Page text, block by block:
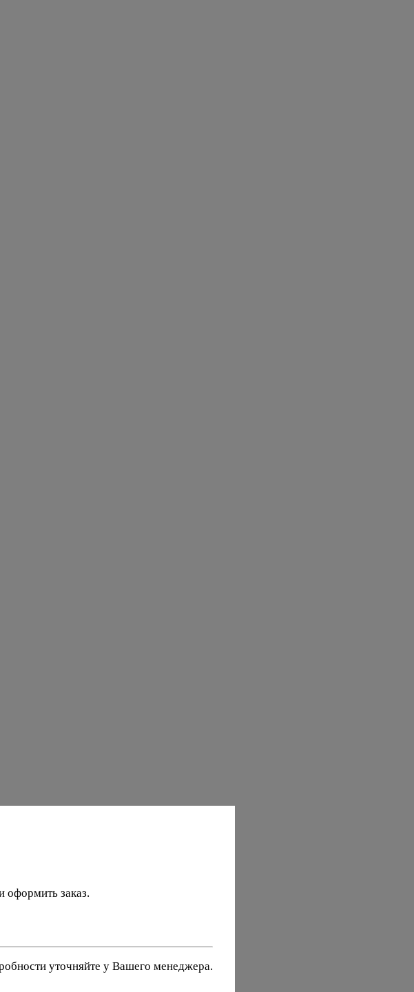
оформить заказ.
уточняйте у Вашего менеджера.